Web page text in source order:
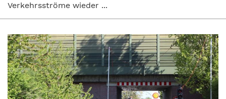
Verkehrsströme wieder ...